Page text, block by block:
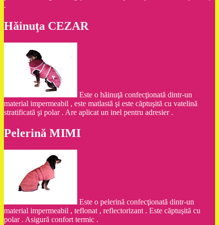
.
Hăinuţa CEZAR
Este o hăinuţă confecţionată dintr-un
material impermeabil , este matlastă şi este căptuşită cu vatelină
stratificată şi polar . Are aplicat un inel pentru adresier .
Pelerină MIMI
Este o pelerină confecţionată dintr-un
material impermeabil , teflonat , reflectorizant . Este căptuşită cu
polar . Asigură confort termic .